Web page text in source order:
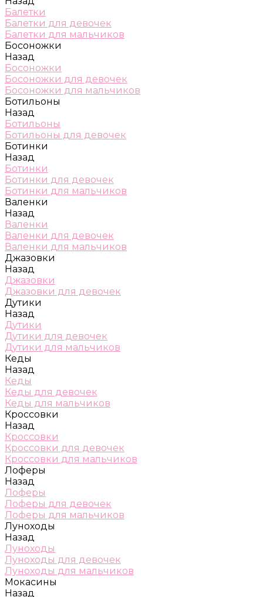
Балетки
Балетки для девочек
Балетки для мальчиков
Босоножки
Назад
Босоножки
Босоножки для девочек
Босоножки для мальчиков
Ботильоны
Назад
Ботильоны
Ботильоны для девочек
Ботинки
Назад
Ботинки
Ботинки для девочек
Ботинки для мальчиков
Валенки
Назад
Валенки
Валенки для девочек
Валенки для мальчиков
Джазовки
Назад
Джазовки
Джазовки для девочек
Дутики
Назад
Дутики
Дутики для девочек
Дутики для мальчиков
Кеды
Назад
Кеды
Кеды для девочек
Кеды для мальчиков
Кроссовки
Назад
Кроссовки
Кроссовки для девочек
Кроссовки для мальчиков
Лоферы
Назад
Лоферы
Лоферы для девочек
Лоферы для мальчиков
Луноходы
Назад
Луноходы
Луноходы для девочек
Луноходы для мальчиков
Мокасины
Назад